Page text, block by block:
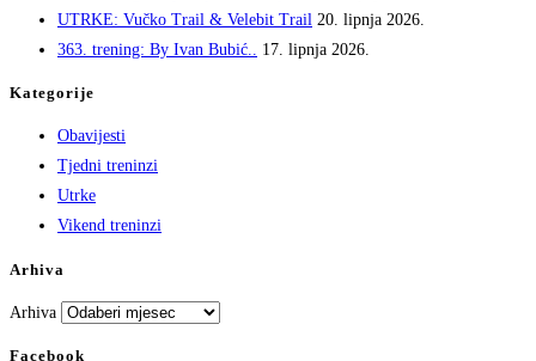
UTRKE: Vučko Trail & Velebit Trail 20. lipnja 2026.
363. trening: By Ivan Bubić..
17. lipnja 2026.
Kategorije
Obavijesti
Tjedni treninzi
Utrke
Vikend treninzi
Arhiva
Arhiva
Facebook